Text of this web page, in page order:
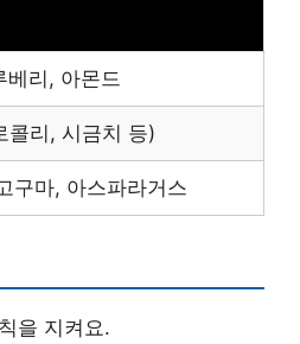
베리, 아몬드
콜리, 시금치 등)
구마, 아스파라거스
을 지켜요.